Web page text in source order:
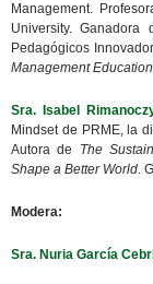
Management.
University.
Pedagógicos
Management
Sra. Isabel
Mindset de PRME, la
Autora de The
Shape a Better World.
Modera:
Sra. Nuria García